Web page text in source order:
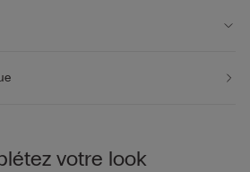
votre look